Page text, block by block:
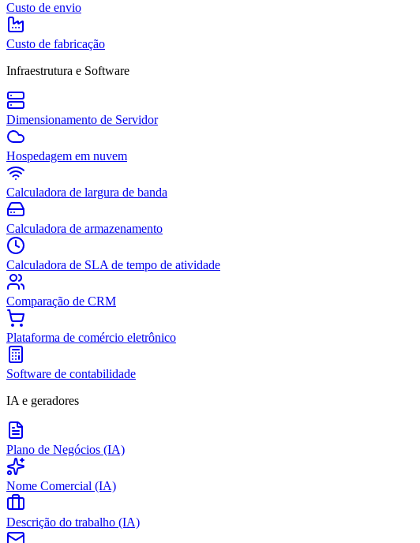
Custo de envio
Custo de fabricação
Infraestrutura e Software
Dimensionamento de Servidor
Hospedagem em nuvem
Calculadora de largura de banda
Calculadora de armazenamento
Calculadora de SLA de tempo de atividade
Comparação de CRM
Plataforma de comércio eletrônico
Software de contabilidade
IA e geradores
Plano de Negócios (IA)
Nome Comercial (IA)
Descrição do trabalho (IA)